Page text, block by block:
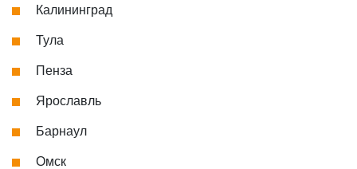
Калининград
Тула
Пенза
Ярославль
Барнаул
Омск